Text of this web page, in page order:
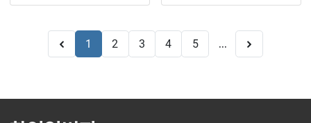
1 2 3 4 5 ...